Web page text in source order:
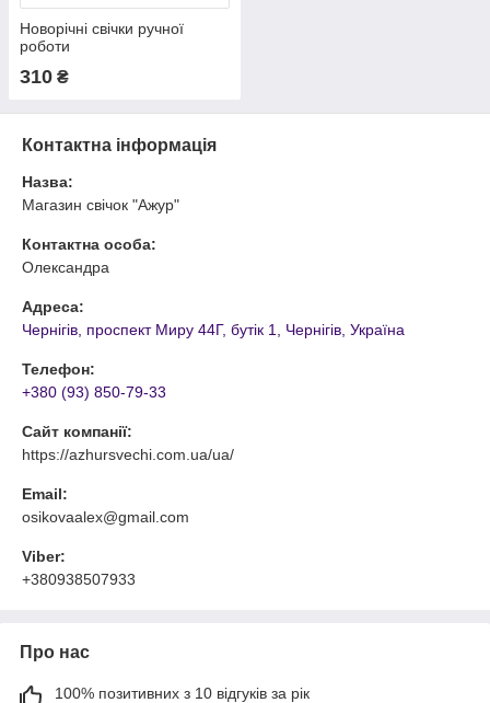
Новорічні свічки ручної
роботи
310 ₴
Контактна інформація
Назва:
Магазин свічок "Ажур"
Контактна особа:
Олександра
Адреса:
Чернігів, проспект Миру 44Г, бутік 1, Чернігів, Україна
Телефон:
+380 (93) 850-79-33
Сайт компанії:
https://azhursvechi.com.ua/ua/
Email:
osikovaalex@gmail.com
Viber:
+380938507933
Про нас
100% позитивних з 10 відгуків за рік